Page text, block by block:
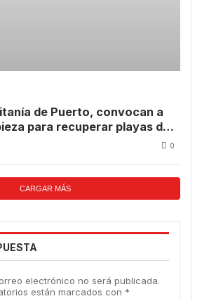
de Puerto, convocan a
para recuperar playas de
0
CARGAR MÁS
electrónico no será publicada.
están marcados con *